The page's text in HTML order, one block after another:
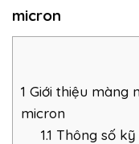
micron
1 Giới thiệu màng
micron
1.1 Thông số